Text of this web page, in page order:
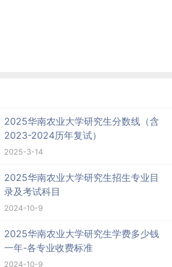
2025华南农业大学研究生分数线（含
2023-2024历年复试）
2025-3-14
2025华南农业大学研究生招生专业目
录及考试科目
2024-10-9
2025华南农业大学研究生学费多少钱
一年-各专业收费标准
2024-10-9